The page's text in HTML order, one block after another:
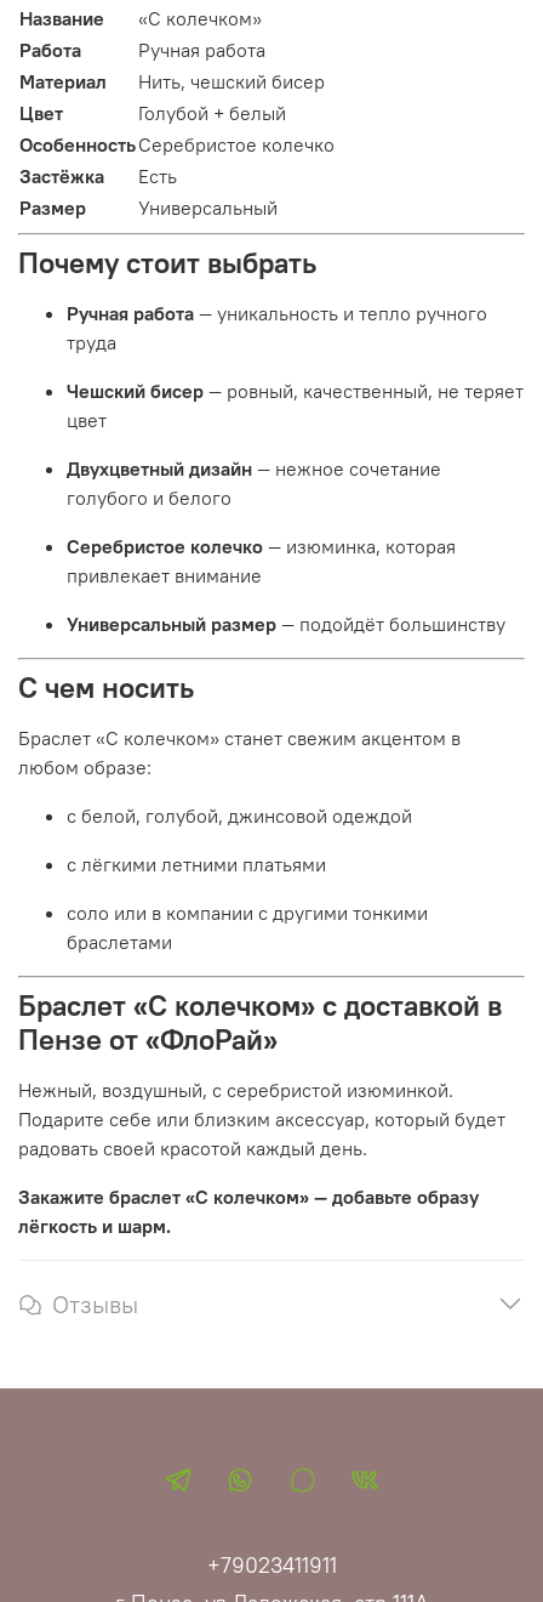
Название
«С колечком»
Работа
Ручная работа
Материал
Нить, чешский бисер
Цвет
Голубой + белый
ОсобенностьСеребристое колечко
Застёжка
Есть
Размер
Универсальный
Почему стоит выбрать
Ручная работа — уникальность и тепло ручного
труда
Чешский бисер — ровный, качественный, не теряет
цвет
Двухцветный дизайн — нежное сочетание
голубого и белого
Серебристое колечко — изюминка, которая
привлекает внимание
Универсальный размер — подойдёт большинству
С чем носить
Браслет «С колечком» станет свежим акцентом в
любом образе:
с белой, голубой, джинсовой одеждой
с лёгкими летними платьями
соло или в компании с другими тонкими
браслетами
Браслет «С колечком» с доставкой в
Пензе от «ФлоРай»
Нежный, воздушный, с серебристой изюминкой.
Подарите себе или близким аксессуар, который будет
радовать своей красотой каждый день.
Закажите браслет «С колечком» — добавьте образу
лёгкость и шарм.
Отзывы
+79023411911